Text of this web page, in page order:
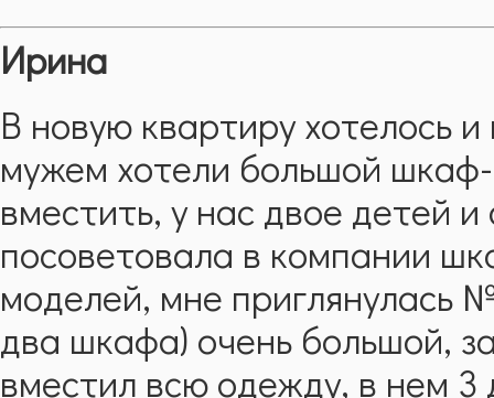
Ирина
В новую квартиру хотелось
мужем хотели большой
вместить, у нас двое детей
посоветовала в компании
моделей, мне приглянулась
два шкафа) очень большой,
вместил всю одежду, в нем